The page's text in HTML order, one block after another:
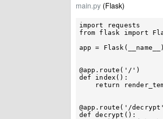
main.py (Flask)
import requests
from flask import
app = Flask(__name__)
@app.route('/')
def index():
@app.route('/
def decrypt():